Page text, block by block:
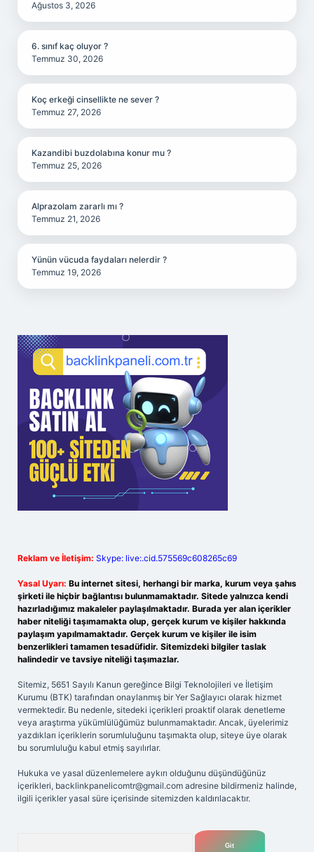
Ağustos 3, 2026
6. sınıf kaç oluyor ?
Temmuz 30, 2026
Koç erkeği cinsellikte ne sever ?
Temmuz 27, 2026
Kazandibi buzdolabına konur mu ?
Temmuz 25, 2026
Alprazolam zararlı mı ?
Temmuz 21, 2026
Yünün vücuda faydaları nelerdir ?
Temmuz 19, 2026
Reklam ve İletişim: Skype: live:.cid.575569c608265c69
Yasal Uyarı: Bu internet sitesi, herhangi bir marka, kurum veya şahıs
şirketi ile hiçbir bağlantısı bulunmamaktadır. Sitede yalnızca kendi
hazırladığımız makaleler paylaşılmaktadır. Burada yer alan içerikler
haber niteliği taşımamakta olup, gerçek kurum ve kişiler hakkında
paylaşım yapılmamaktadır. Gerçek kurum ve kişiler ile isim
benzerlikleri tamamen tesadüfidir. Sitemizdeki bilgiler taslak
halindedir ve tavsiye niteliği taşımazlar.
Sitemiz, 5651 Sayılı Kanun gereğince Bilgi Teknolojileri ve İletişim
Kurumu (BTK) tarafından onaylanmış bir Yer Sağlayıcı olarak hizmet
vermektedir. Bu nedenle, sitedeki içerikleri proaktif olarak denetleme
veya araştırma yükümlülüğümüz bulunmamaktadır. Ancak, üyelerimiz
yazdıkları içeriklerin sorumluluğunu taşımakta olup, siteye üye olarak
bu sorumluluğu kabul etmiş sayılırlar.
Hukuka ve yasal düzenlemelere aykırı olduğunu düşündüğünüz
içerikleri, backlinkpanelicomtr@gmail.com adresine bildirmeniz halinde,
ilgili içerikler yasal süre içerisinde sitemizden kaldırılacaktır.